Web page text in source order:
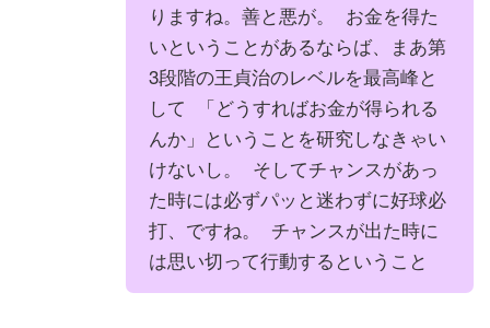
りますね。善と悪が。 お金を得た
いということがあるならば、まあ第
3段階の王貞治のレベルを最高峰と
して 「どうすればお金が得られる
んか」ということを研究しなきゃい
けないし。 そしてチャンスがあっ
た時には必ずパッと迷わずに好球必
打、ですね。 チャンスが出た時に
は思い切って行動するということ